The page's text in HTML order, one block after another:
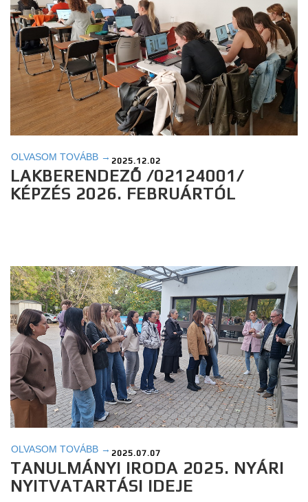
OLVASOM TOVÁBB → 2025.12.02
LAKBERENDEZŐ /02124001/
KÉPZÉS 2026. FEBRUÁRTÓL
OLVASOM TOVÁBB → 2025.07.07
TANULMÁNYI IRODA 2025. NYÁRI
NYITVATARTÁSI IDEJE